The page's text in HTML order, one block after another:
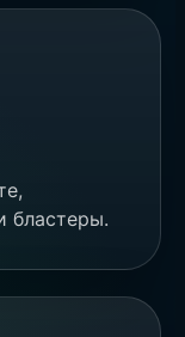
бластеры.